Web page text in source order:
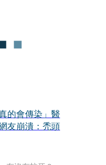
的會傳染」醫
友崩潰：禿頭